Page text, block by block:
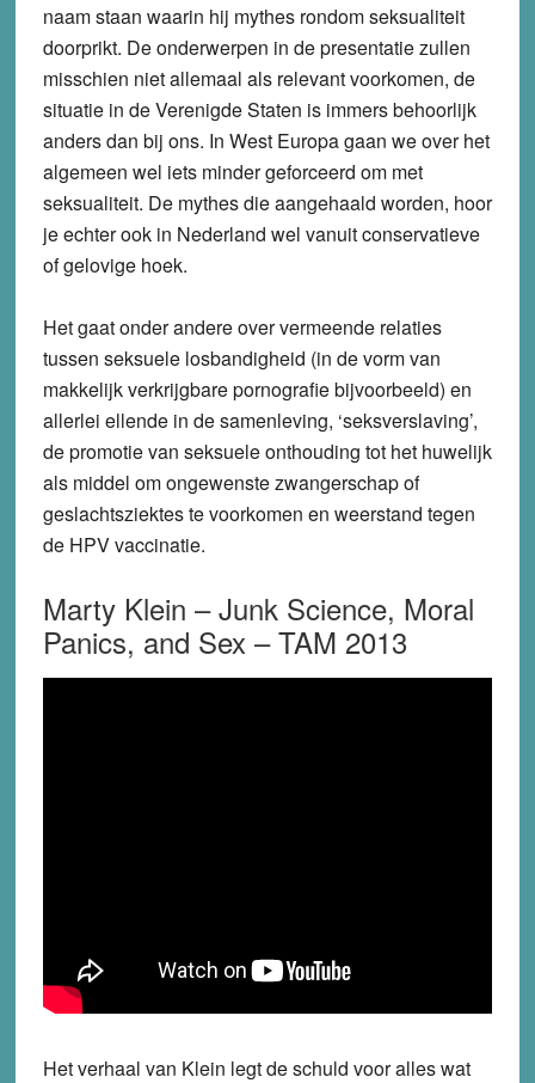
naam staan waarin hij mythes rondom seksualiteit
doorprikt. De onderwerpen in de presentatie zullen
misschien niet allemaal als relevant voorkomen, de
situatie in de Verenigde Staten is immers behoorlijk
anders dan bij ons. In West Europa gaan we over het
algemeen wel iets minder geforceerd om met
seksualiteit. De mythes die aangehaald worden, hoor
je echter ook in Nederland wel vanuit conservatieve
of gelovige hoek.
Het gaat onder andere over vermeende relaties
tussen seksuele losbandigheid (in de vorm van
makkelijk verkrijgbare pornografie bijvoorbeeld) en
allerlei ellende in de samenleving, ‘seksverslaving’,
de promotie van seksuele onthouding tot het huwelijk
als middel om ongewenste zwangerschap of
geslachtsziektes te voorkomen en weerstand tegen
de HPV vaccinatie.
Marty Klein – Junk Science, Moral
Panics, and Sex – TAM 2013
Het verhaal van Klein legt de schuld voor alles wat